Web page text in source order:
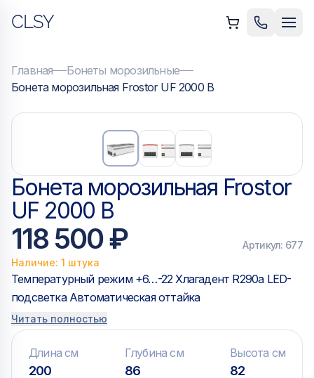
CLSY Позвонить
меню
Главная
Бонеты морозильные
Бонета морозильная Frostor UF 2000 B
Бонета морозильная Frostor
UF 2000 B
118 500 ₽ Артикул: 677
Наличие: 1 штука
Температурный режим +6…-22 Хлагадент R290a LED-
подсветка Автоматическая оттайка
Читать полностью
Длина см
200
Глубина см
86
Высота см
82